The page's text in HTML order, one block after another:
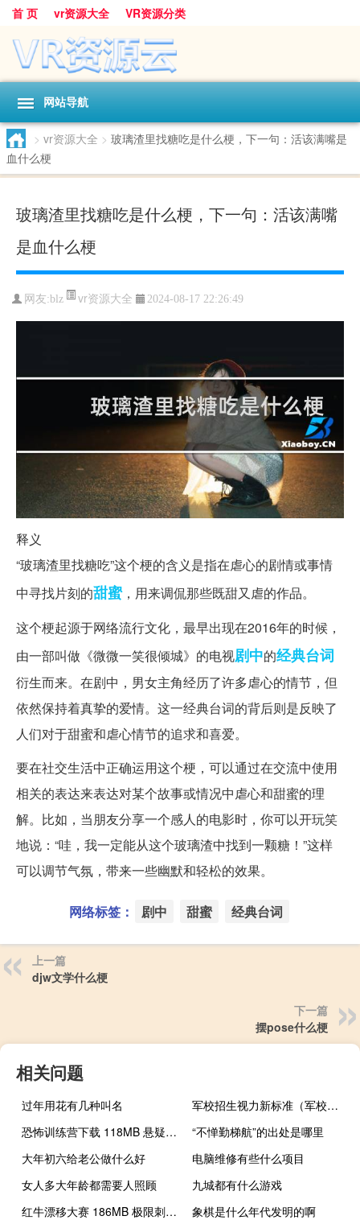
首 页 vr资源大全 VR资源分类
网站导航
> vr资源大全 > 玻璃渣里找糖吃是什么梗，下一句：活该满嘴是
血什么梗
玻璃渣里找糖吃是什么梗，下一句：活该满嘴
是血什么梗
网友:blz vr资源大全 2024-08-17 22:26:49
释义
“玻璃渣里找糖吃”这个梗的含义是指在虐心的剧情或事情
中寻找片刻的甜蜜，用来调侃那些既甜又虐的作品。
这个梗起源于网络流行文化，最早出现在2016年的时候，
由一部叫做《微微一笑很倾城》的电视剧中的经典台词
衍生而来。在剧中，男女主角经历了许多虐心的情节，但
依然保持着真挚的爱情。这一经典台词的背后则是反映了
人们对于甜蜜和虐心情节的追求和喜爱。
要在社交生活中正确运用这个梗，可以通过在交流中使用
相关的表达来表达对某个故事或情况中虐心和甜蜜的理
解。比如，当朋友分享一个感人的电影时，你可以开玩笑
地说：“哇，我一定能从这个玻璃渣中找到一颗糖！”这样
可以调节气氛，带来一些幽默和轻松的效果。
网络标签： 剧中 甜蜜 经典台词
上一篇
djw文学什么梗
下一篇
摆pose什么梗
相关问题
过年用花有几种叫名
军校招生视力新标准（军校招生条件视力）
恐怖训练营下载 118MB 悬疑惊悚类VR视频
“不惮勤梯航”的出处是哪里
大年初六给老公做什么好
电脑维修有些什么项目
女人多大年龄都需要人照顾
九城都有什么游戏
红牛漂移大赛 186MB 极限刺激类VR视频
象棋是什么年代发明的啊